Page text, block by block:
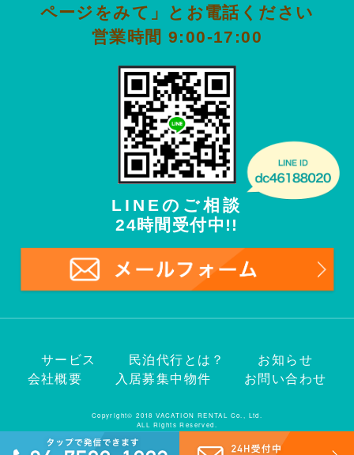
ページをみて」とお電話ください
営業時間 9:00-17:00
LINEのご相談
24時間受付中!!
サービス 民泊代行とは？
お知らせ
会社概要
入居募集中物件 お問い合わせ
Copyright© 2018 VACATION RENTAL Co., Ltd.
ALL Rights Reserved.